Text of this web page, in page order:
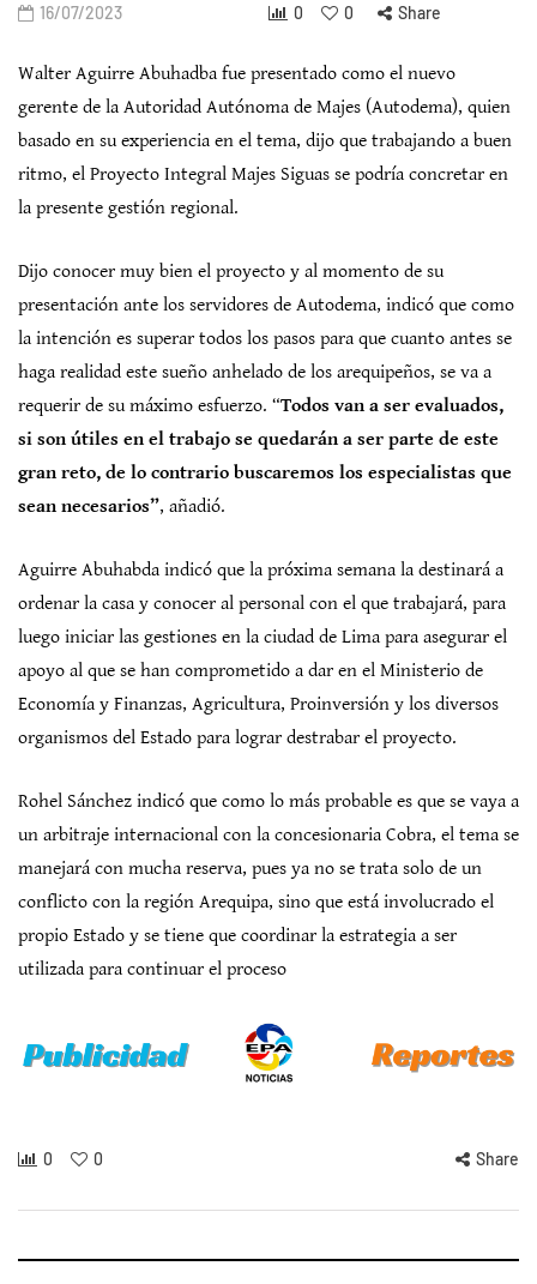
16/07/2023 0 0 Share
Walter Aguirre Abuhadba fue presentado como el nuevo
gerente de la Autoridad Autónoma de Majes (Autodema), quien
basado en su experiencia en el tema, dijo que trabajando a buen
ritmo, el Proyecto Integral Majes Siguas se podría concretar en
la presente gestión regional.
Dijo conocer muy bien el proyecto y al momento de su
presentación ante los servidores de Autodema, indicó que como
la intención es superar todos los pasos para que cuanto antes se
haga realidad este sueño anhelado de los arequipeños, se va a
requerir de su máximo esfuerzo. “Todos van a ser evaluados,
si son útiles en el trabajo se quedarán a ser parte de este
gran reto, de lo contrario buscaremos los especialistas que
sean necesarios”, añadió.
Aguirre Abuhabda indicó que la próxima semana la destinará a
ordenar la casa y conocer al personal con el que trabajará, para
luego iniciar las gestiones en la ciudad de Lima para asegurar el
apoyo al que se han comprometido a dar en el Ministerio de
Economía y Finanzas, Agricultura, Proinversión y los diversos
organismos del Estado para lograr destrabar el proyecto.
Rohel Sánchez indicó que como lo más probable es que se vaya a
un arbitraje internacional con la concesionaria Cobra, el tema se
manejará con mucha reserva, pues ya no se trata solo de un
conflicto con la región Arequipa, sino que está involucrado el
propio Estado y se tiene que coordinar la estrategia a ser
utilizada para continuar el proceso
0 0 Share